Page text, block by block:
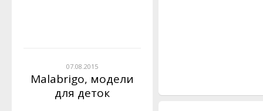
07.08.2015
Malabrigo, модели
для деток